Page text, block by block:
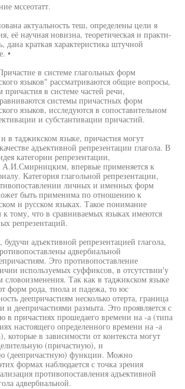
мссеотатт.
актуальность теш, определены цели я
её научная новизна, теоретическая и практи-
дана краткая характеристика штучной
•
в системе глагольных форм
языков" рассматриваются общие вопросы,
причастия в системе частей речи,
системы причастных форм
языков, исследуются в сопоставительном
и субстантивации причастий.
в таджикском языке, причастия могут
адъективной репрезентации глагола. В
категории репрезентации,
А.И.Смирницким, впервые применяется к
Категория глагольной репрезентации,
личных и именных форм
быть применима по отношению к
и русском языках. Такое понимание
тому, что в сравниваемых языках имеются
репрезентаций.
будучи адъективной репрезентацией глагола,
адвербиальной
Это противопоставление
используемых суффиксов, в отсутствии'у
словоизменения. Так как в таджикском языке
форм рода, тиола и падежа, то юс
деепричастиям несколько отерта, граница
и деепричастиями размыта. Это проявляется с
в причастиях прошедаего времени на -а (типа
настоящего определенного времени на -а
которые в зависимости от контекста могут
(причастную), и
(деепричастную) функции. Можно
формах наблюдается с точка зрения
противопоставления адъективной
адвербиальной.